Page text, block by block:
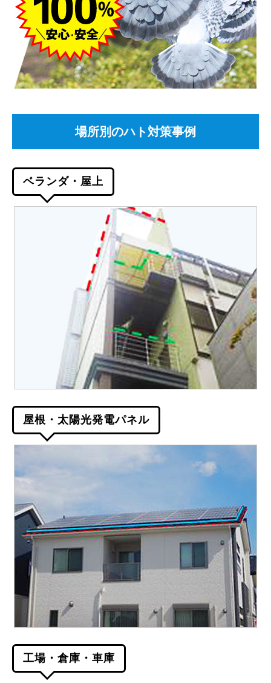
場所別のハト対策事例
ベランダ・屋上
屋根・太陽光発電パネル
工場・倉庫・車庫